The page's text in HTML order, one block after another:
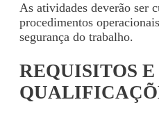
As atividades deverão ser
procedimentos
segurança do trabalho.
REQUISITOS E